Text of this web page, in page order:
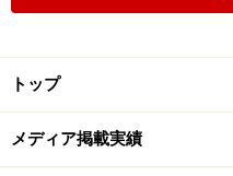
トップ
メディア掲載実績